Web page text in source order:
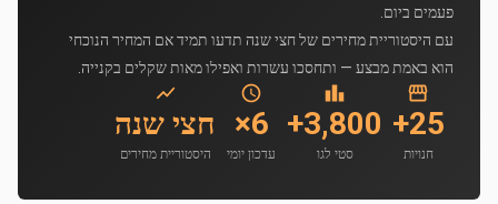
פעמים ביום.
עם היסטוריית מחירים של חצי שנה תדעו תמיד אם המחיר הנוכחי
הוא באמת מבצע — ותחסכו עשרות ואפילו מאות שקלים בקנייה.
25+
חנויות
3,800+
סטי לגו
6×
עדכון יומי
חצי שנה
היסטוריית מחירים